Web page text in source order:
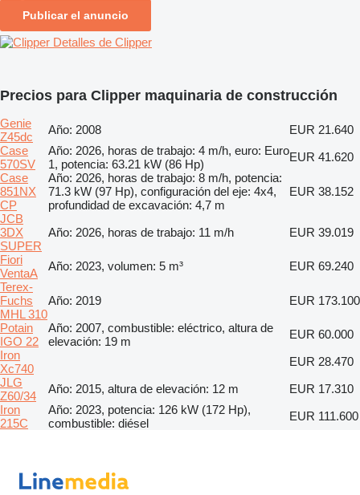
Publicar el anuncio
Detalles de Clipper
Precios para Clipper maquinaria de construcción
Genie
Z45dc
Año: 2008
EUR 21.640
Case
570SV
Año: 2026, horas de trabajo: 4 m/h, euro: Euro
1, potencia: 63.21 kW (86 Hp)
EUR 41.620
Case
851NX
CP
Año: 2026, horas de trabajo: 8 m/h, potencia:
71.3 kW (97 Hp), configuración del eje: 4x4,
profundidad de excavación: 4,7 m
EUR 38.152
JCB
3DX
SUPER
Año: 2026, horas de trabajo: 11 m/h
EUR 39.019
Fiori
VentaA
Año: 2023, volumen: 5 m³
EUR 69.240
Terex-
Fuchs
MHL 310
Año: 2019
EUR 173.100
Potain
IGO 22
Año: 2007, combustible: eléctrico, altura de
elevación: 19 m
EUR 60.000
Iron
Xc740
EUR 28.470
JLG
Z60/34
Año: 2015, altura de elevación: 12 m
EUR 17.310
Iron
215C
Año: 2023, potencia: 126 kW (172 Hp),
combustible: diésel
EUR 111.600